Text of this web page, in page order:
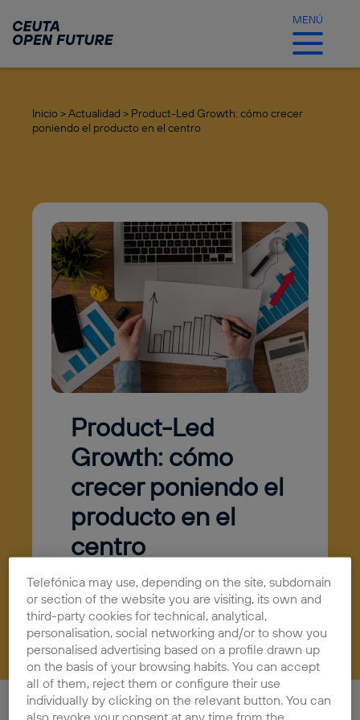
contenido
principal
MENÚ
Inicio >Actualidad > Product-Led Growth: cómo crecer
poniendo el producto en el centro
Product-Led
Growth: cómo
crecer poniendo el
producto en el
centro
En los últimos años, la manera en que las empresas
Telefónica may use, depending on the site, subdomain
or section of the website you are visiting, its own and
third-party cookies for technical, analytical,
personalisation, social networking and/or to show you
personalised advertising based on a profile drawn up
on the basis of your browsing habits. You can accept
all of them, reject them or configure their use
individually by clicking on the relevant button. You can
also revoke your consent at any time from the